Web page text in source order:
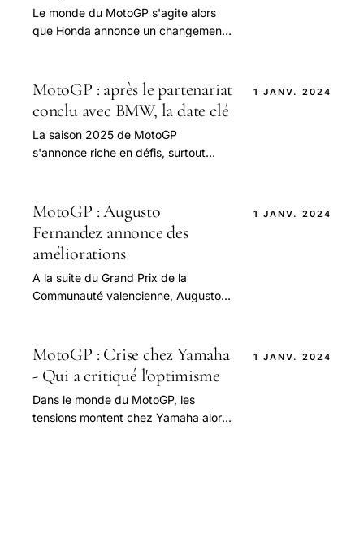
Le monde du MotoGP s'agite alors
que Honda annonce un changement
MotoGP : après le partenariat
conclu avec BMW, la date clé
La saison 2025 de MotoGP
s'annonce riche en défis, surtout
1 JANV. 2024
MotoGP : Augusto
Fernandez annonce des
améliorations
A la suite du Grand Prix de la
Communauté valencienne, Augusto
informations révélatrices.
1 JANV. 2024
MotoGP : Crise chez Yamaha
- Qui a critiqué l'optimisme
Dans le monde du MotoGP, les
tensions montent chez Yamaha alors
1 JANV. 2024